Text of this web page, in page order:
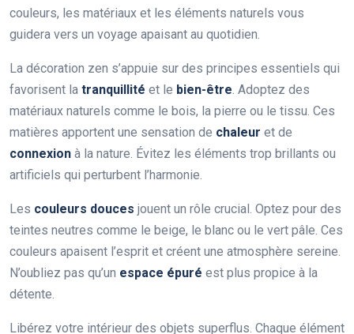
couleurs, les matériaux et les éléments naturels vous
guidera vers un voyage apaisant au quotidien.
La décoration zen s’appuie sur des principes essentiels qui
favorisent la tranquillité et le bien-être. Adoptez des
matériaux naturels comme le bois, la pierre ou le tissu. Ces
matières apportent une sensation de chaleur et de
connexion à la nature. Évitez les éléments trop brillants ou
artificiels qui perturbent l’harmonie.
Les couleurs douces jouent un rôle crucial. Optez pour des
teintes neutres comme le beige, le blanc ou le vert pâle. Ces
couleurs apaisent l’esprit et créent une atmosphère sereine.
N’oubliez pas qu’un espace épuré est plus propice à la
détente.
Libérez votre intérieur des objets superflus. Chaque élément